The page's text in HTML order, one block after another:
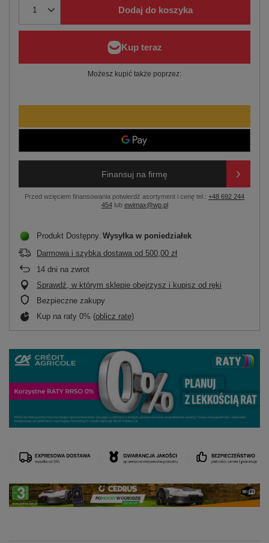
Dodaj do koszyka
Możesz kupić także poprzez:
Finansuj na firmę
Przed wzięciem finansowania potwierdź asortyment i cenę tel.: +48 692 244
454lub ewimax@wp.pl
Produkt Dostępny Wysyłka w poniedziałek
Darmowa i szybka dostawa od 500,00 zł
14 dni na zwrot
Sprawdź, w którym sklepie obejrzysz i kupisz od ręki
Bezpieczne zakupy
Kup na raty 0% (oblicz ratę)